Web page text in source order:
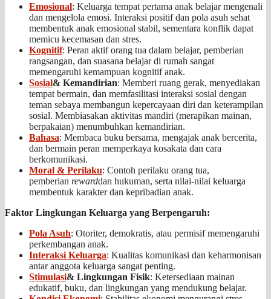
Emosional: Keluarga tempat pertama anak belajar mengenali
dan mengelola emosi. Interaksi positif dan pola asuh sehat
membentuk anak emosional stabil, sementara konflik dapat
memicu kecemasan dan stres.
Kognitif: Peran aktif orang tua dalam belajar, pemberian
rangsangan, dan suasana belajar di rumah sangat
memengaruhi kemampuan kognitif anak.
Sosial& Kemandirian: Memberi ruang gerak, menyediakan
tempat bermain, dan memfasilitasi interaksi sosial dengan
teman sebaya membangun kepercayaan diri dan keterampilan
sosial. Membiasakan aktivitas mandiri (merapikan mainan,
berpakaian) menumbuhkan kemandirian.
Bahasa: Membaca buku bersama, mengajak anak bercerita,
dan bermain peran memperkaya kosakata dan cara
berkomunikasi.
Moral & Perilaku: Contoh perilaku orang tua,
pemberian rewarddan hukuman, serta nilai-nilai keluarga
membentuk karakter dan kepribadian anak.
Faktor Lingkungan Keluarga yang Berpengaruh:
Pola Asuh: Otoriter, demokratis, atau permisif memengaruhi
perkembangan anak.
Interaksi Keluarga: Kualitas komunikasi dan keharmonisan
antar anggota keluarga sangat penting.
Stimulasi& Lingkungan Fisik: Ketersediaan mainan
edukatif, buku, dan lingkungan yang mendukung belajar.